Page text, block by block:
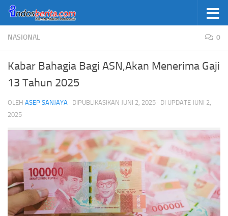
Skip to content
NASIONAL 0
Kabar Bahagia Bagi ASN,Akan Menerima Gaji
13 Tahun 2025
OLEH ASEP SANJAYA · DIPUBLIKASIKAN JUNI 2, 2025 · DI UPDATE JUNI 2,
2025